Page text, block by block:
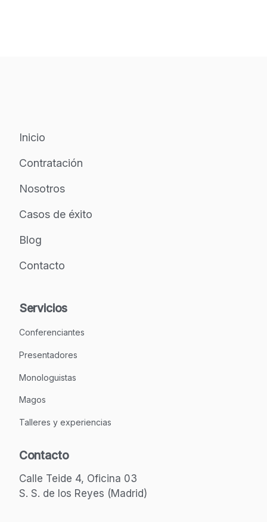
Inicio
Contratación
Nosotros
Casos de éxito
Blog
Contacto
Servicios
Conferenciantes
Presentadores
Monologuistas
Magos
Talleres y experiencias
Contacto
Calle Teide 4, Oficina 03
S. S. de los Reyes (Madrid)